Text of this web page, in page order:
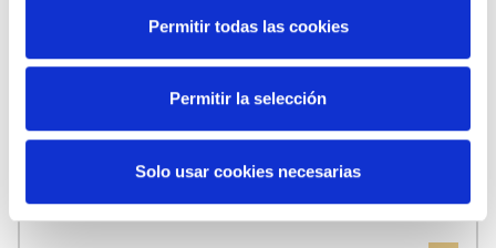
Permitir todas las cookies
Permitir la selección
Solo usar cookies necesarias
Descubre aquí día a día lo que tenemos preparado para ti.
L M M J V S D
5 6 7